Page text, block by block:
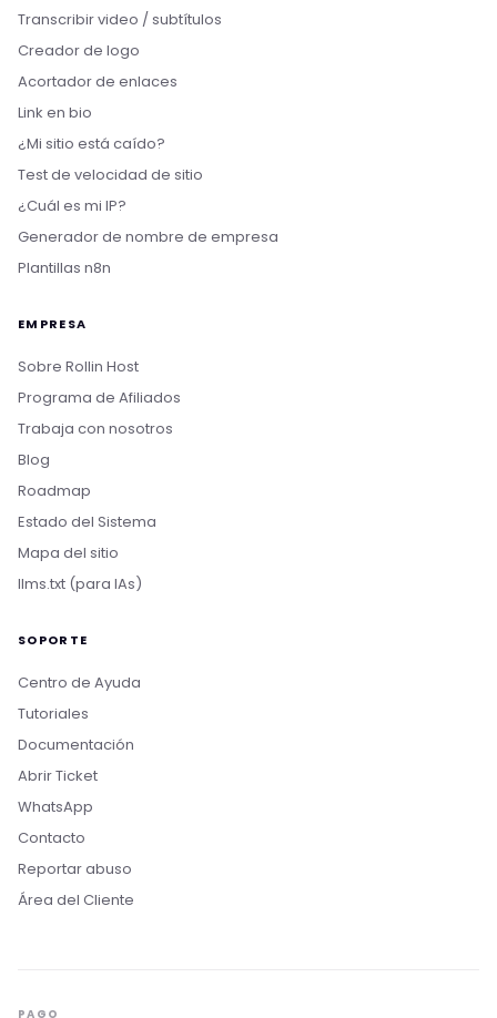
Transcribir video / subtítulos
Creador de logo
Acortador de enlaces
Link en bio
¿Mi sitio está caído?
Test de velocidad de sitio
¿Cuál es mi IP?
Generador de nombre de empresa
Plantillas n8n
EMPRESA
Sobre Rollin Host
Programa de Afiliados
Trabaja con nosotros
Blog
Roadmap
Estado del Sistema
Mapa del sitio
llms.txt (para IAs)
SOPORTE
Centro de Ayuda
Tutoriales
Documentación
Abrir Ticket
WhatsApp
Contacto
Reportar abuso
Área del Cliente
PAGO
hospedagem otimizada, IA e automação. O que